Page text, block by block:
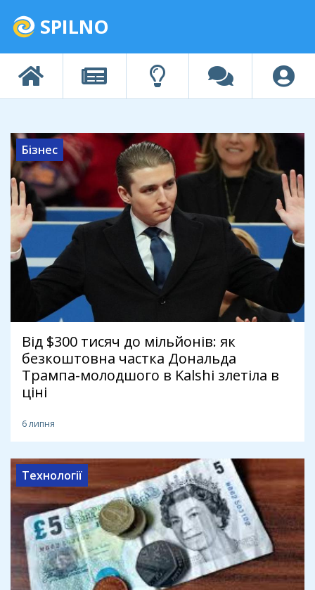
SPILNO
Бізнес
Від $300 тисяч до мільйонів: як
безкоштовна частка Дональда
Трампа-молодшого в Kalshi злетіла в
ціні
6 липня
Технології